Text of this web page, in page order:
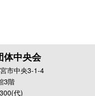
体中央会
市中央3-1-4
3階
代)